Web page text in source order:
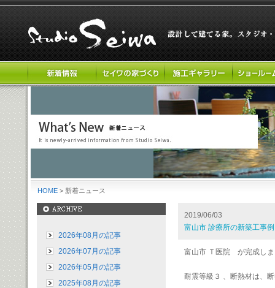
HOME > 新着ニュース
2026年08月の記事
2026年07月の記事
2026年05月の記事
2025年08月の記事
2019/06/03
富山市 診療所の新築工事
富山市 Ｔ医院 が完成し
耐震等級３ 、断熱材は、